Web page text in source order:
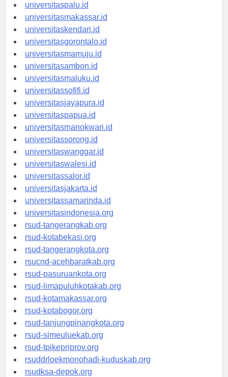
universitaspalu.id
universitasmakassar.id
universitaskendari.id
universitasgorontalo.id
universitasmamuju.id
universitasambon.id
universitasmaluku.id
universitassofifi.id
universitasjayapura.id
universitaspapua.id
universitasmanokwari.id
universitassorong.id
universitaswanggar.id
universitaswalesi.id
universitassalor.id
universitasjakarta.id
universitassamarinda.id
universitasindonesia.org
rsud-tangerangkab.org
rsud-kotabekasi.org
rsud-tangerangkota.org
rsucnd-acehbaratkab.org
rsud-pasuruankota.org
rsud-limapuluhkotakab.org
rsud-kotamakassar.org
rsud-kotabogor.org
rsud-tanjungpinangkota.org
rsud-simeuluekab.org
rsud-tpikepriprov.org
rsuddrloekmonohadi-kuduskab.org
rsudksa-depok.org